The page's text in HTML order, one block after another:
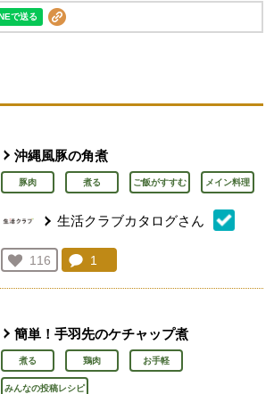
沖縄風豚の角煮
豚肉 煮る ご飯がすすむ メイン料理
生活クラブカタログさん
お気に入り登録：
116
人が登録
コメント：
1
簡単！手羽先のケチャップ煮
煮る 鶏肉 お手軽
みんなの投稿レシピ